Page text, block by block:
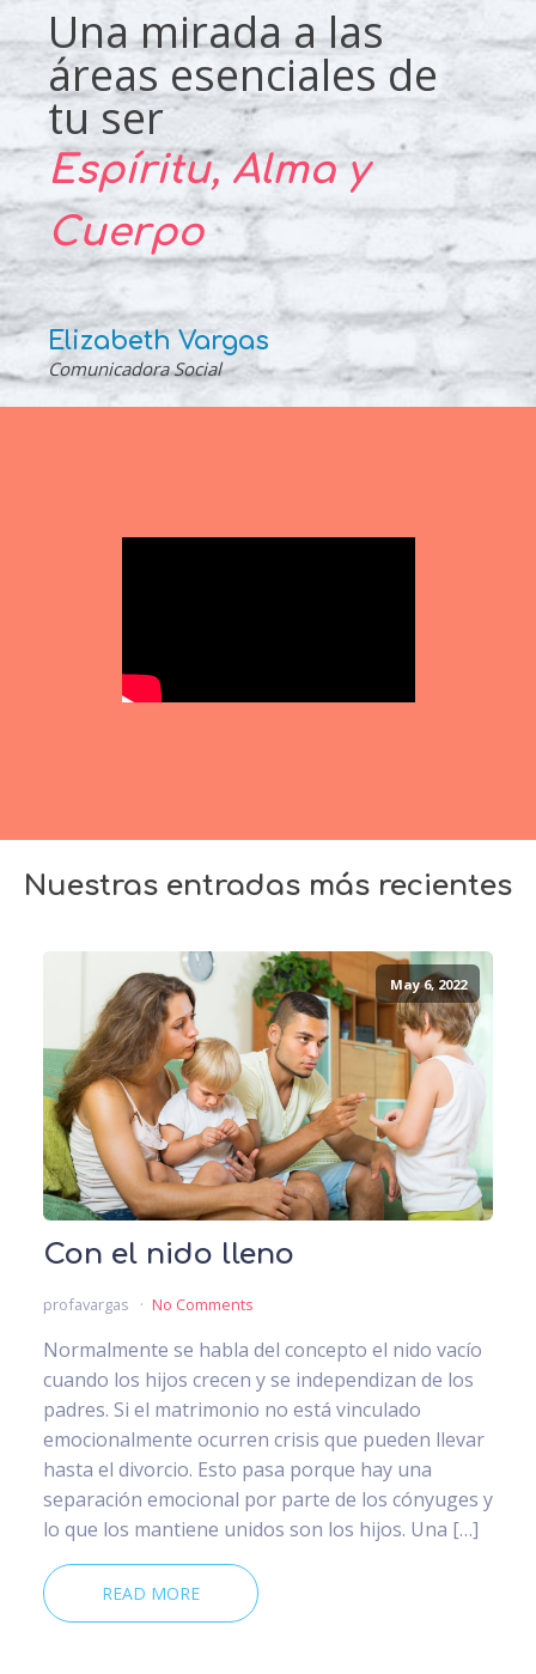
Una mirada a las
áreas esenciales de
tu ser
Espíritu, Alma y
Cuerpo
Elizabeth Vargas
Comunicadora Social
Nuestras entradas más recientes
May 6, 2022
Con el nido lleno
profavargas No Comments
Normalmente se habla del concepto el nido vacío
cuando los hijos crecen y se independizan de los
padres. Si el matrimonio no está vinculado
emocionalmente ocurren crisis que pueden llevar
hasta el divorcio. Esto pasa porque hay una
separación emocional por parte de los cónyuges y
lo que los mantiene unidos son los hijos. Una […]
READ MORE